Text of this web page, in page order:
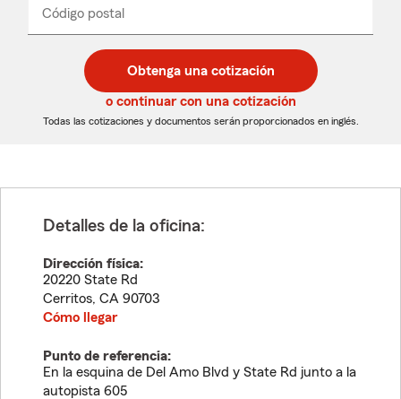
desplegable
Código postal
de
5
dígitos
de
5
dígitos
_____
Obtenga una cotización
o continuar con una cotización
Todas las cotizaciones y documentos serán proporcionados en inglés.
Detalles de la oficina:
Dirección física:
20220 State Rd
Cerritos, CA 90703
Cómo llegar
Punto de referencia:
En la esquina de Del Amo Blvd y State Rd junto a la
autopista 605